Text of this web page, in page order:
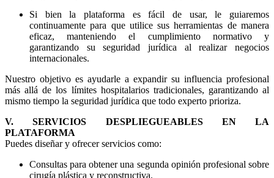
Si bien la plataforma es fácil de usar, le guiaremos
continuamente para que utilice sus herramientas de manera
eficaz, manteniendo el cumplimiento normativo y
garantizando su seguridad jurídica al realizar negocios
internacionales.
Nuestro objetivo es ayudarle a expandir su influencia profesional
más allá de los límites hospitalarios tradicionales, garantizando al
mismo tiempo la seguridad jurídica que todo experto prioriza.
V. SERVICIOS DESPLIEGUEABLES EN LA
PLATAFORMA
Puedes diseñar y ofrecer servicios como:
Consultas para obtener una segunda opinión profesional sobre
cirugía plástica y reconstructiva.